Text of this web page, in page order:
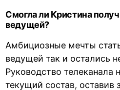
Смогла ли Кристина
ведущей?
Амбициозные мечты
ведущей так и остались
Руководство телеканала
текущий состав, оставив